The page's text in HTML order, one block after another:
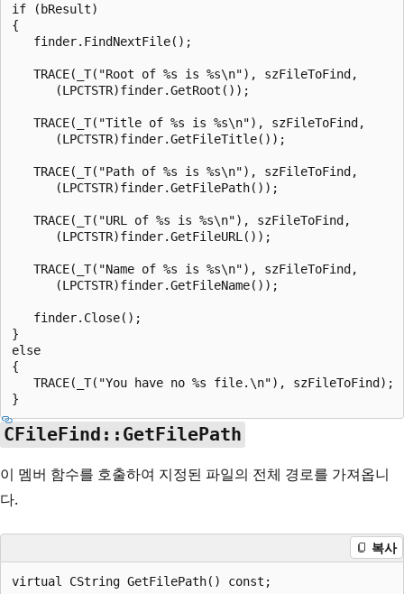
if (bResult)
{
   finder.FindNextFile();
   TRACE(_T("Root of %s is %s\n"), szFileToFind,
      (LPCTSTR)finder.GetRoot());
   TRACE(_T("Title of %s is %s\n"), szFileToFind,
      (LPCTSTR)finder.GetFileTitle());
   TRACE(_T("Path of %s is %s\n"), szFileToFind,
      (LPCTSTR)finder.GetFilePath());
   TRACE(_T("URL of %s is %s\n"), szFileToFind,
      (LPCTSTR)finder.GetFileURL());
   TRACE(_T("Name of %s is %s\n"), szFileToFind,
      (LPCTSTR)finder.GetFileName());
   finder.Close();
}
else
{
   TRACE(_T("You have no %s file.\n"), szFileToFind);
CFileFind::GetFilePath
이 멤버 함수를 호출하여 지정된 파일의 전체 경로를 가져옵니
다.
복사